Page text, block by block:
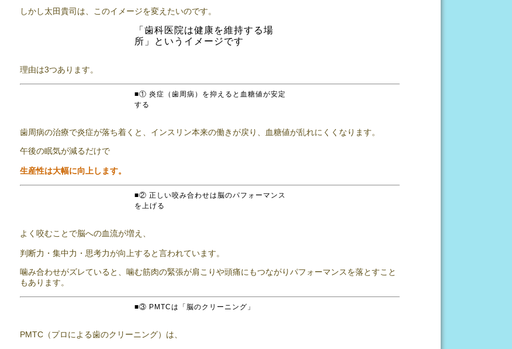
しかし太田貴司は、このイメージを変えたいのです。
「歯科医院は健康を維持する場
所」というイメージです
理由は3つあります。
■① 炎症（歯周病）を抑えると血糖値が安定
する
歯周病の治療で炎症が落ち着くと、インスリン本来の働きが戻り、血糖値が乱れにくくなります。
午後の眠気が減るだけで
生産性は大幅に向上します。
■② 正しい咬み合わせは脳のパフォーマンス
を上げる
よく咬むことで脳への血流が増え、
判断力・集中力・思考力が向上すると言われています。
噛み合わせがズレていると、噛む筋肉の緊張が肩こりや頭痛にもつながりパフォーマンスを落とすこと
もあります。
■③ PMTCは「脳のクリーニング」
PMTC（プロによる歯のクリーニング）は、